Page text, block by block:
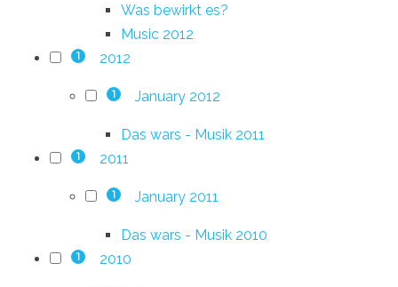
Was bewirkt es?
Music 2012
1 2012
1 January 2012
Das wars - Musik 2011
1 2011
1 January 2011
Das wars - Musik 2010
1 2010